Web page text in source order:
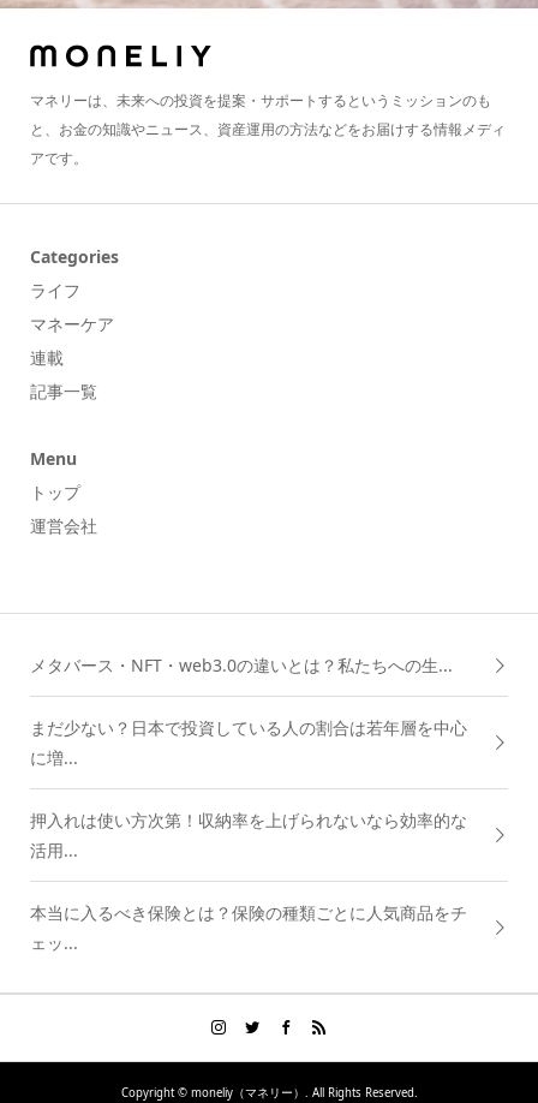
マネリーは、未来への投資を提案・サポートするというミッションのも
と、お金の知識やニュース、資産運用の方法などをお届けする情報メディ
アです。
Categories
ライフ
マネーケア
連載
記事一覧
Menu
トップ
運営会社
メタバース・NFT・web3.0の違いとは？私たちへの生...
まだ少ない？日本で投資している人の割合は若年層を中心
に増...
押入れは使い方次第！収納率を上げられないなら効率的な
活用...
本当に入るべき保険とは？保険の種類ごとに人気商品をチ
ェッ...
Copyright ©moneliy（マネリー）. All Rights Reserved.